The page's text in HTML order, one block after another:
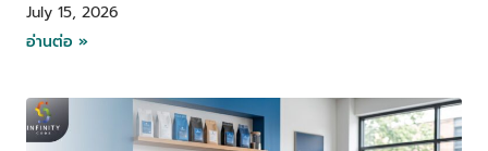
July 15, 2026
อ่านต่อ »